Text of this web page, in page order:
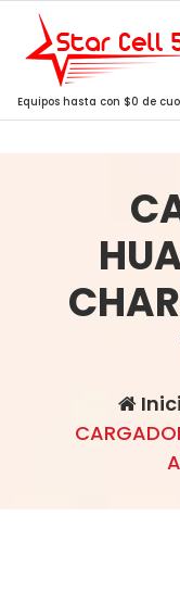
Saltar
contenido
Equipos hasta con $0 de